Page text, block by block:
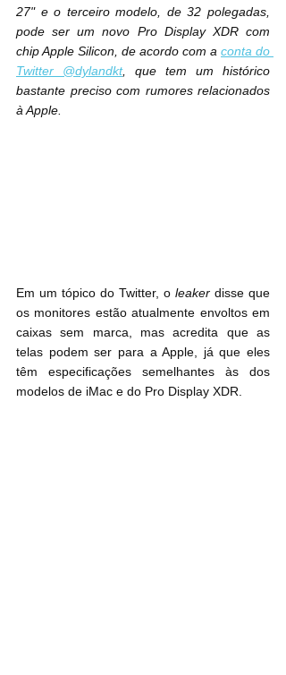
27" e o terceiro modelo, de 32 polegadas,
pode ser um novo Pro Display XDR com
chip Apple Silicon, de acordo com a conta do
Twitter @dylandkt, que tem um histórico
bastante preciso com rumores relacionados
à Apple.
Em um tópico do Twitter, o leaker disse que
os monitores estão atualmente envoltos em
caixas sem marca, mas acredita que as
telas podem ser para a Apple, já que eles
têm especificações semelhantes às dos
modelos de iMac e do Pro Display XDR.